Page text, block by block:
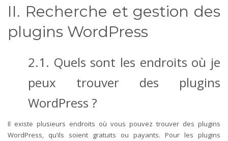
II. Recherche et gestion des
plugins WordPress
2.1. Quels sont les endroits où je
peux trouver des plugins
WordPress ?
Il existe plusieurs endroits où vous pouvez trouver des plugins
WordPress, qu’ils soient gratuits ou payants. Pour les plugins